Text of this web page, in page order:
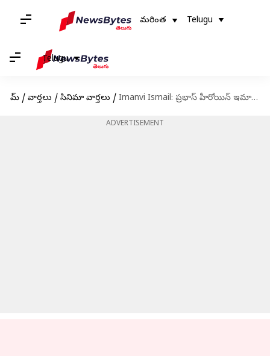
మరింత Telugu
Telugu
హోమ్ / వార్తలు / సినిమా వార్తలు / Imanvi Ismail: ప్రభాస్ హీరోయిన్ ఇమాన్వికి మరో సినిమా ఎందుకు ప్రకటించలేదు?.. 'ఫౌజీ' ఒప్పందమే కారణమా?
ADVERTISEMENT